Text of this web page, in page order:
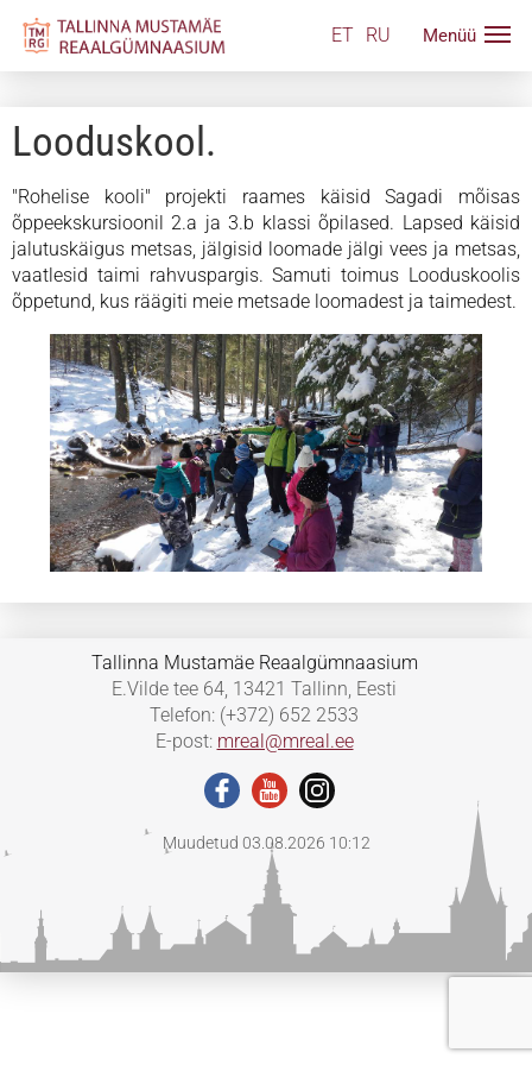
ET RU
Looduskool.
"Rohelise kooli" projekti raames käisid Sagadi mõisas
õppeekskursioonil 2.a ja 3.b klassi õpilased. Lapsed käisid
jalutuskäigus metsas, jälgisid loomade jälgi vees ja metsas,
vaatlesid taimi rahvuspargis. Samuti toimus Looduskoolis
õppetund, kus räägiti meie metsade loomadest ja taimedest.
Tallinna Mustamäe Reaalgümnaasium
E.Vilde tee 64, 13421 Tallinn, Eesti
Telefon: (+372) 652 2533
E-post: mreal@mreal.ee
Muudetud 03.08.2026 10:12